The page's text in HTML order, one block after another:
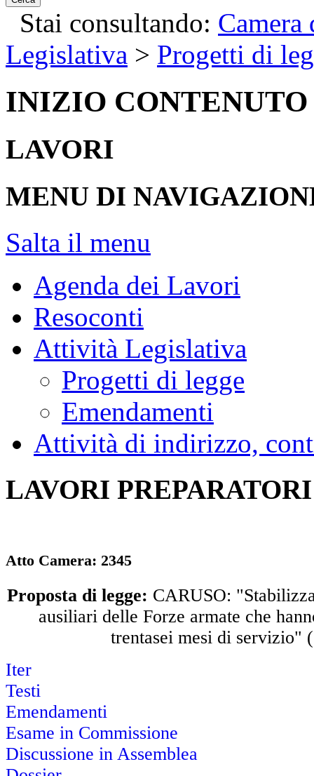
Stai consultando: Camera
Legislativa > Progetti di
INIZIO CONTENUTO
LAVORI
MENU DI
Salta il menu
Agenda dei Lavori
Resoconti
Attività Legislativa
Progetti di legge
Emendamenti
Attività di indirizzo,
LAVORI
Atto Camera: 2345
Proposta di legge: CARUSO:
ausiliari delle Forze armate che
trentasei mesi di servizio"
Iter
Testi
Emendamenti
Esame in Commissione
Discussione in Assemblea